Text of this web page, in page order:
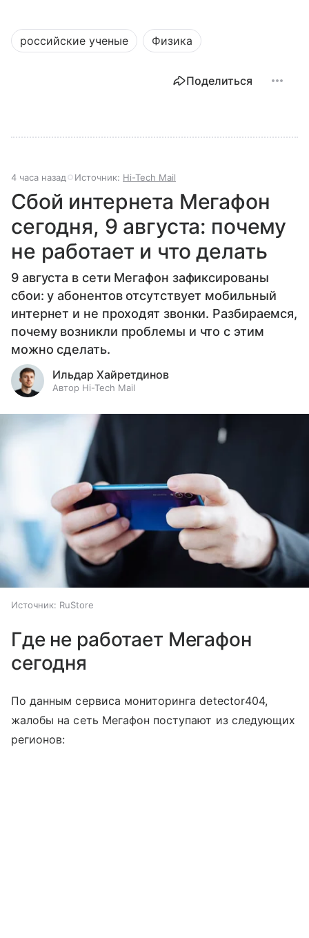
российские ученые Физика
Поделиться
4 часа назад Источник: Hi-Tech Mail
Сбой интернета Мегафон
сегодня, 9 августа: почему
не работает и что делать
9 августа в сети Мегафон зафиксированы
сбои: у абонентов отсутствует мобильный
интернет и не проходят звонки. Разбираемся,
почему возникли проблемы и что с этим
можно сделать.
Ильдар Хайретдинов
Автор Hi-Tech Mail
Источник: RuStore
Где не работает Мегафон
сегодня
По данным сервиса мониторинга detector404,
жалобы на сеть Мегафон поступают из следующих
регионов: